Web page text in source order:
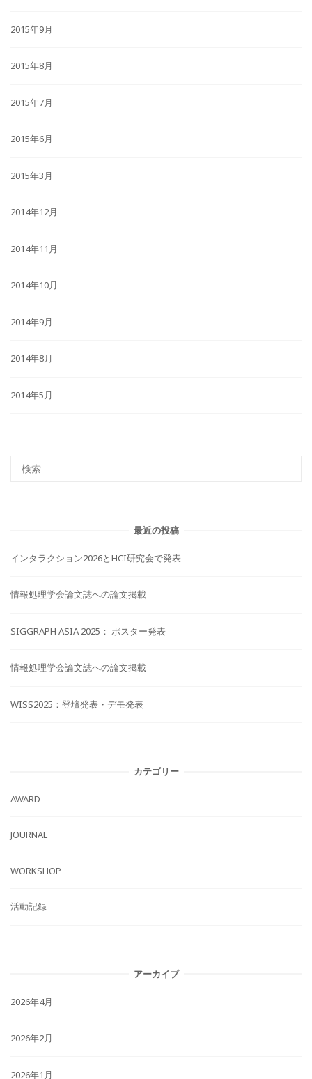
2015年9月
2015年8月
2015年7月
2015年6月
2015年3月
2014年12月
2014年11月
2014年10月
2014年9月
2014年8月
2014年5月
最近の投稿
インタラクション2026とHCI研究会で発表
情報処理学会論文誌への論文掲載
SIGGRAPH ASIA 2025： ポスター発表
情報処理学会論文誌への論文掲載
WISS2025：登壇発表・デモ発表
カテゴリー
AWARD
JOURNAL
WORKSHOP
活動記録
アーカイブ
2026年4月
2026年2月
2026年1月